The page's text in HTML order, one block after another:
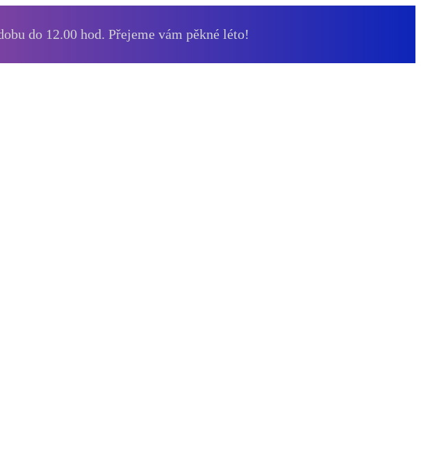
do 12.00 hod. Přejeme vám pěkné léto!